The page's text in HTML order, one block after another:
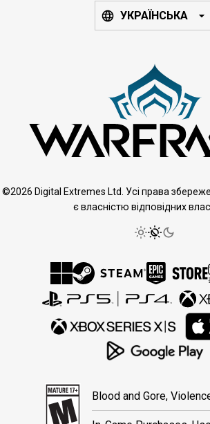
УКРАЇНСЬКА
©2026 Digital Extremes Ltd. Усі права
є власністю відповідних
Blood and Gore,